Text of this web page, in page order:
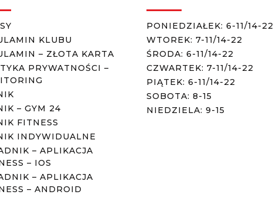
KLUBU
– ZŁOTA KARTA
PRYWATNOŚCI –
– GYM 24
FITNESS
INDYWIDUALNE
– APLIKACJA
– IOS
– APLIKACJA
– ANDROID
PONIEDZIAŁEK: 6-11/14-22
WTOREK: 7-11/14-22
ŚRODA: 6-11/14-22
CZWARTEK: 7-11/14-22
PIĄTEK: 6-11/14-22
SOBOTA: 8-15
NIEDZIELA: 9-15